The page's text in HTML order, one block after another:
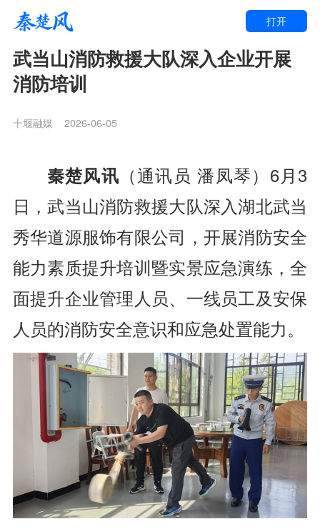
打开
武当山消防救援大队深入企业开展
消防培训
十堰融媒 2026-06-05
秦楚风讯 （通讯员 潘凤琴）6月3
日，武当山消防救援大队深入湖北武当
秀华道源服饰有限公司，开展消防安全
能力素质提升培训暨实景应急演练，全
面提升企业管理人员、一线员工及安保
人员的消防安全意识和应急处置能力。